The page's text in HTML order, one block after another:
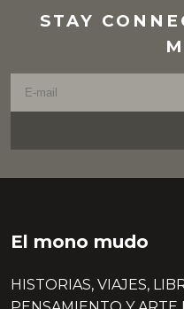
STAY
El mono mudo
HISTORIAS, VIAJES,